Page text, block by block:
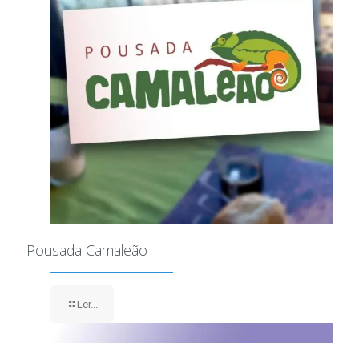
Pousada Camaleão
Ler...